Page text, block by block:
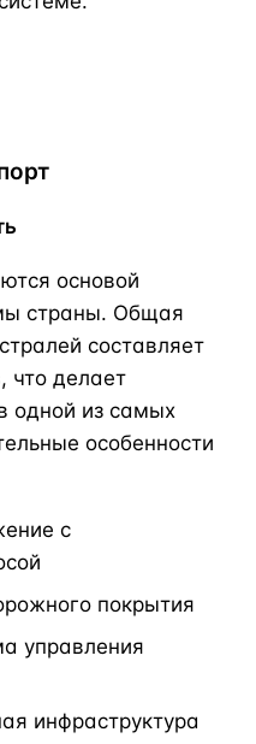
основой
страны. Общая
составляет
что делает
одной из самых
особенности
с
покрытия
управления
инфраструктура